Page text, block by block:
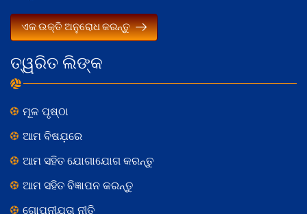
ତ୍ୱରିତ ଲିଙ୍କ
ମୂଳ ପୃଷ୍ଠା
ଆମ ବିଷଯ଼ରେ
ଆମ ସହିତ ଯୋଗାଯୋଗ କରନ୍ତୁ
ଆମ ସହିତ ବିଜ୍ଞାପନ କରନ୍ତୁ
ଗୋପନୀଯ଼ତା ନୀତି
ଏକ ଉକ୍ତି ଅନୁରୋଧ କରନ୍ତୁ